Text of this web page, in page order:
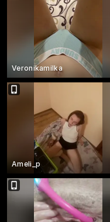
Veronikamilka
Ameli_p